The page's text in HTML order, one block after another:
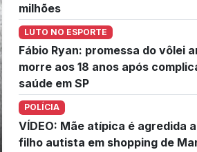
milhões
LUTO NO ESPORTE
Fábio Ryan: promessa do vôlei
morre aos 18 anos após
saúde em SP
POLÍCIA
VÍDEO: Mãe atípica é agredida
filho autista em shopping de